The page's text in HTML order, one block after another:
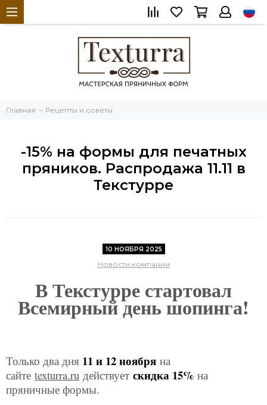
Главная Рецепты и советы
-15% на формы для печатных
пряников. Распродажа 11.11 в
Текстурре
10 НОЯБРЯ 2025
Новости компании
В Текстурре стартовал
Всемирный день шопинга!
Только два дня 11 и 12 ноября на
сайте texturra.ru действует скидка 15% на
пряничные формы.